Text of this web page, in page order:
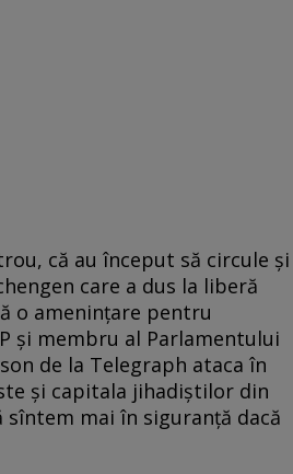
că au început să circule și
care a dus la liberă
o amenințare pentru
și membru al Parlamentului
de la Telegraph ataca în
și capitala jihadiștilor din
sîntem mai în siguranță dacă